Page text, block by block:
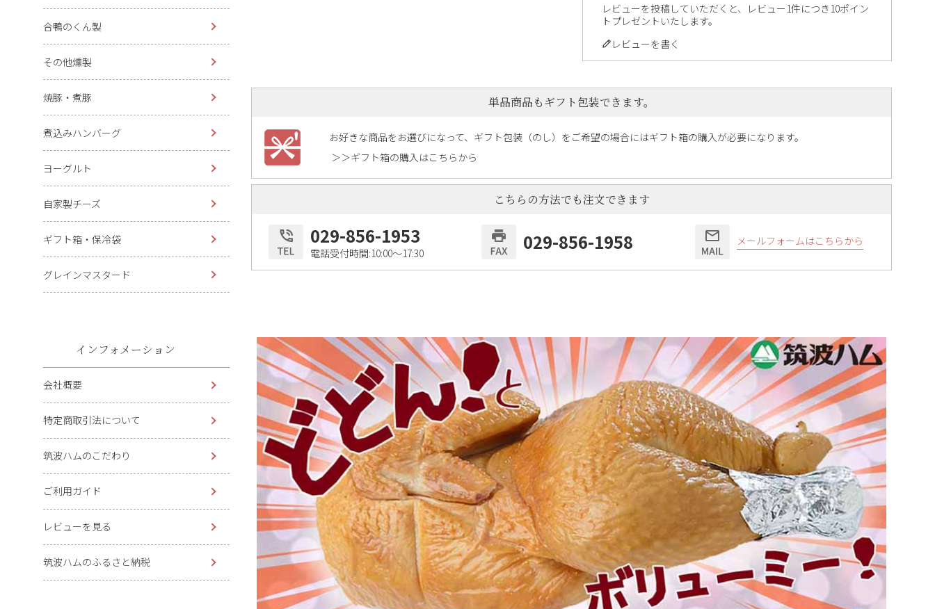
合鴨のくん製
その他燻製
焼豚・煮豚
煮込みハンバーグ
ヨーグルト
自家製チーズ
ギフト箱・保冷袋
グレインマスタード
インフォメーション
会社概要
特定商取引法について
筑波ハムのこだわり
ご利用ガイド
レビューを見る
筑波ハムのふるさと納税
レビューを投稿していただくと、レビュー1件につき10ポイン
トプレゼントいたします。
レビューを書く
単品商品もギフト包装できます。
お好きな商品をお選びになって、ギフト包装（のし）をご希望の場合にはギフト箱の購入が必要になります。
＞＞ギフト箱の購入はこちらから
こちらの方法でも注文できます
029-856-1953
電話受付時間:10:00〜17:30 029-856-1958 メールフォームはこちらから